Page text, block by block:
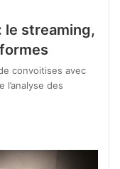
le streaming,
convoitises avec
des